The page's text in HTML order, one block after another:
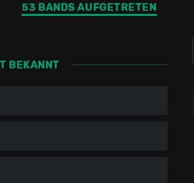
53 BANDS AUFGETRETEN
BEKANNT